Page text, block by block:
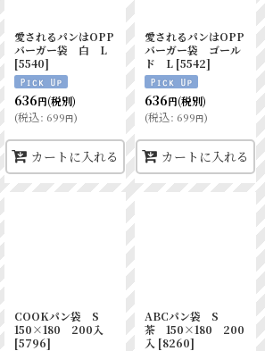
愛されるパンはOPP
バーガー袋 白 L
[5540]
636円(税別)
(税込: 699円)
カートに入れる
愛されるパンはOPP
バーガー袋 ゴール
ド L [5542]
636円(税別)
(税込: 699円)
カートに入れる
COOKパン袋 S
150×180 200入
[5796]
ABCパン袋 S
茶 150×180 200
入 [8260]